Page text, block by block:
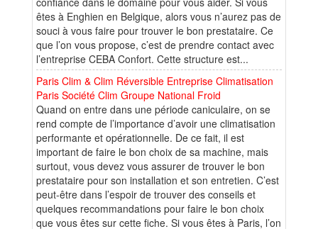
êtes à Enghien en Belgique, alors vous n’aurez pas de
souci à vous faire pour trouver le bon prestataire. Ce
que l’on vous propose, c’est de prendre contact avec
l’entreprise CEBA Confort. Cette structure est...
Paris Clim & Clim Réversible Entreprise Climatisation
Paris Société Clim Groupe National Froid
Quand on entre dans une période caniculaire, on se
rend compte de l’importance d’avoir une climatisation
performante et opérationnelle. De ce fait, il est
important de faire le bon choix de sa machine, mais
surtout, vous devez vous assurer de trouver le bon
prestataire pour son installation et son entretien. C’est
peut-être dans l’espoir de trouver des conseils et
quelques recommandations pour faire le bon choix
que vous êtes sur cette fiche. Si vous êtes à Paris, l’on